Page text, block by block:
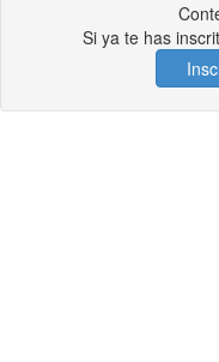
Si ya te has